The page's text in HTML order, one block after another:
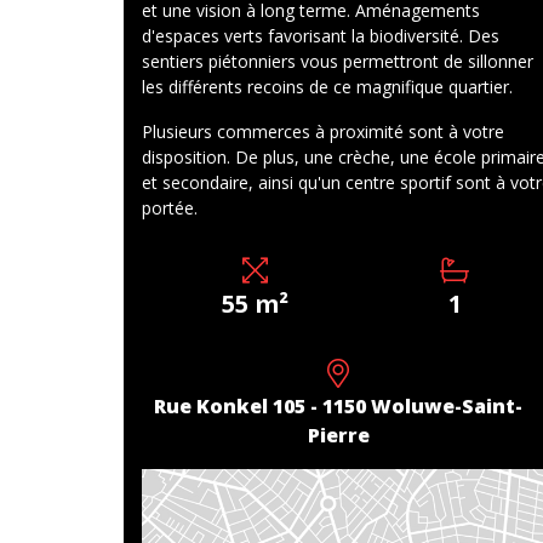
et une vision à long terme. Aménagements
d'espaces verts favorisant la biodiversité. Des
sentiers piétonniers vous permettront de sillonner
les différents recoins de ce magnifique quartier.
Plusieurs commerces à proximité sont à votre
disposition. De plus, une crèche, une école
et secondaire, ainsi qu'un centre sportif sont à
portée.
55 m² 1
Rue Konkel 105 - 1150 Woluwe-Saint-
Pierre